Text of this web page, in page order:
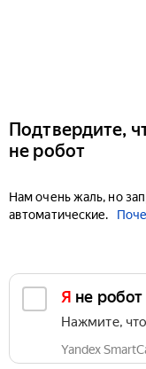
Подтвердите,
не робот
Нам очень жаль, но
автоматические.
Я не робот
Нажмите,
Yandex